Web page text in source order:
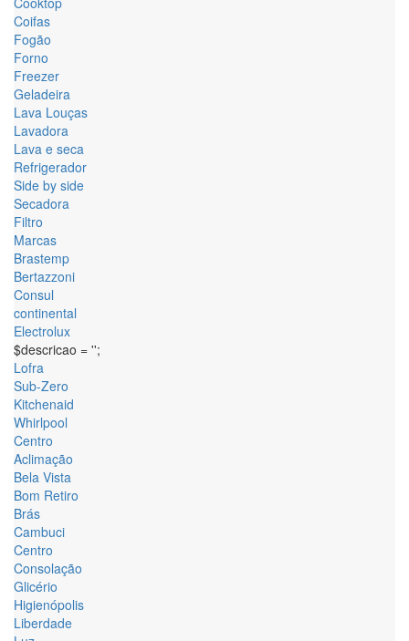
Coifas
Fogão
Forno
Freezer
Geladeira
Lava Louças
Lavadora
Lava e seca
Refrigerador
Side by side
Secadora
Filtro
Marcas
Brastemp
Bertazzoni
Consul
continental
Electrolux
$descricao = '';
Lofra
Sub-Zero
Kitchenaid
Whirlpool
Centro
Aclimação
Bela Vista
Bom Retiro
Brás
Cambuci
Centro
Consolação
Glicério
Higienópolis
Liberdade